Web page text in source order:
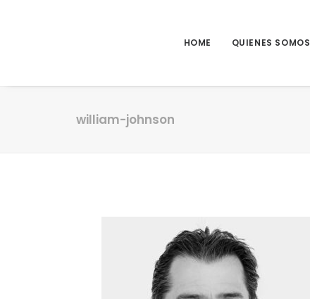
HOME QUIENES SOMOS
william-johnson